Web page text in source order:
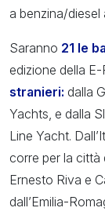
a benzina/diesel
Saranno 21 le
edizione della
stranieri: dalla
Yachts, e dalla
Line Yacht.
corre per la città
Ernesto Riva e
dall’Emilia-